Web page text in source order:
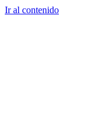
Ir al contenido